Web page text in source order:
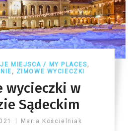
MIEJSCA / MY PLACES,
, ZIMOWE WYCIECZKI
wycieczki w
Sądeckim
Maria Kościelniak